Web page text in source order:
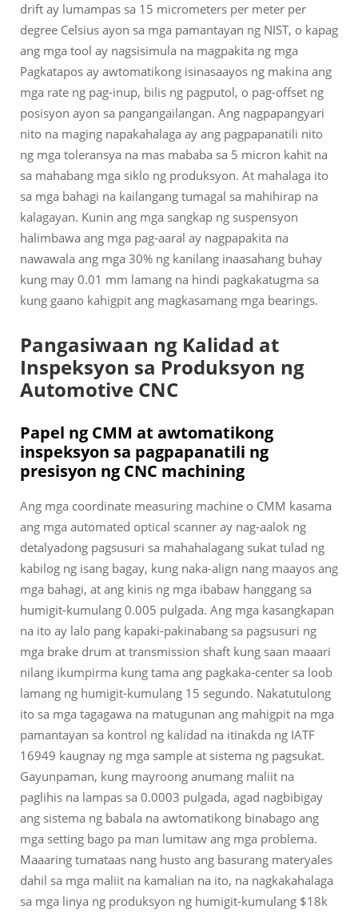
drift ay lumampas sa 15 micrometers per meter per
degree Celsius ayon sa mga pamantayan ng NIST, o kapag
ang mga tool ay nagsisimula na magpakita ng mga
Pagkatapos ay awtomatikong isinasaayos ng makina ang
mga rate ng pag-inup, bilis ng pagputol, o pag-offset ng
posisyon ayon sa pangangailangan. Ang nagpapangyari
nito na maging napakahalaga ay ang pagpapanatili nito
ng mga toleransya na mas mababa sa 5 micron kahit na
sa mahabang mga siklo ng produksyon. At mahalaga ito
sa mga bahagi na kailangang tumagal sa mahihirap na
kalagayan. Kunin ang mga sangkap ng suspensyon
halimbawa ang mga pag-aaral ay nagpapakita na
nawawala ang mga 30% ng kanilang inaasahang buhay
kung may 0.01 mm lamang na hindi pagkakatugma sa
kung gaano kahigpit ang magkasamang mga bearings.
Pangasiwaan ng Kalidad at
Inspeksyon sa Produksyon ng
Automotive CNC
Papel ng CMM at awtomatikong
inspeksyon sa pagpapanatili ng
presisyon ng CNC machining
Ang mga coordinate measuring machine o CMM kasama
ang mga automated optical scanner ay nag-aalok ng
detalyadong pagsusuri sa mahahalagang sukat tulad ng
kabilog ng isang bagay, kung naka-align nang maayos ang
mga bahagi, at ang kinis ng mga ibabaw hanggang sa
humigit-kumulang 0.005 pulgada. Ang mga kasangkapan
na ito ay lalo pang kapaki-pakinabang sa pagsusuri ng
mga brake drum at transmission shaft kung saan maaari
nilang ikumpirma kung tama ang pagkaka-center sa loob
lamang ng humigit-kumulang 15 segundo. Nakatutulong
ito sa mga tagagawa na matugunan ang mahigpit na mga
pamantayan sa kontrol ng kalidad na itinakda ng IATF
16949 kaugnay ng mga sample at sistema ng pagsukat.
Gayunpaman, kung mayroong anumang maliit na
paglihis na lampas sa 0.0003 pulgada, agad nagbibigay
ang sistema ng babala na awtomatikong binabago ang
mga setting bago pa man lumitaw ang mga problema.
Maaaring tumataas nang husto ang basurang materyales
dahil sa mga maliit na kamalian na ito, na nagkakahalaga
sa mga linya ng produksyon ng humigit-kumulang $18k